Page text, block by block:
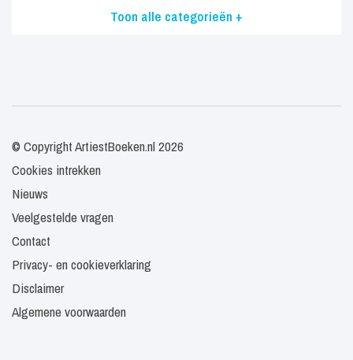
Toon alle categorieën +
© Copyright ArtiestBoeken.nl 2026
Cookies intrekken
Nieuws
Veelgestelde vragen
Contact
Privacy- en cookieverklaring
Disclaimer
Algemene voorwaarden